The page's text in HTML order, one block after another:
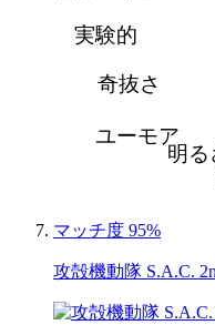
明る
ユーモア
奇抜さ
実験的
マッチ度 95%
攻殻機動隊 S.A.C.